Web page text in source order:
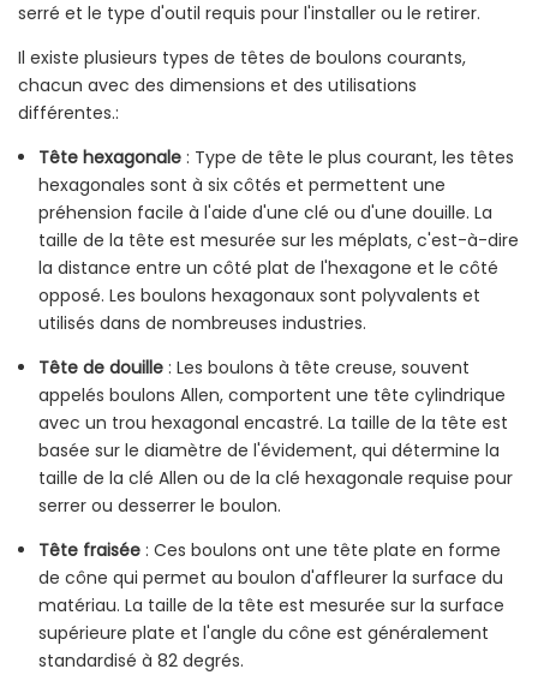
serré et le type d'outil requis pour l'installer ou le retirer.
Il existe plusieurs types de têtes de boulons courants,
chacun avec des dimensions et des utilisations
différentes.:
Tête hexagonale : Type de tête le plus courant, les têtes
hexagonales sont à six côtés et permettent une
préhension facile à l'aide d'une clé ou d'une douille. La
taille de la tête est mesurée sur les méplats, c'est-à-dire
la distance entre un côté plat de l'hexagone et le côté
opposé. Les boulons hexagonaux sont polyvalents et
utilisés dans de nombreuses industries.
Tête de douille : Les boulons à tête creuse, souvent
appelés boulons Allen, comportent une tête cylindrique
avec un trou hexagonal encastré. La taille de la tête est
basée sur le diamètre de l'évidement, qui détermine la
taille de la clé Allen ou de la clé hexagonale requise pour
serrer ou desserrer le boulon.
Tête fraisée : Ces boulons ont une tête plate en forme
de cône qui permet au boulon d'affleurer la surface du
matériau. La taille de la tête est mesurée sur la surface
supérieure plate et l'angle du cône est généralement
standardisé à 82 degrés.